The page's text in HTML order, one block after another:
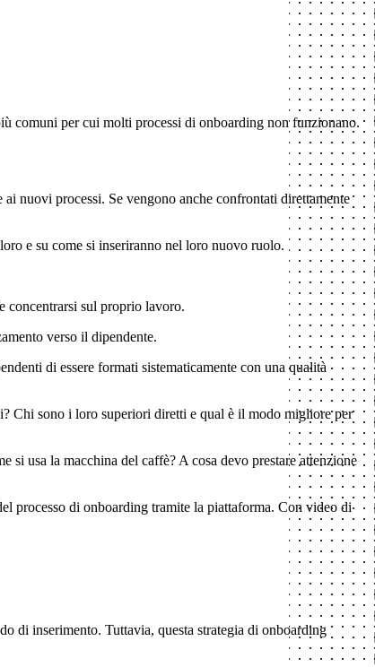
comuni per cui molti processi di onboarding non funzionano.
nuovi processi. Se vengono anche confrontati direttamente
e su come si inseriranno nel loro nuovo ruolo.
concentrarsi sul proprio lavoro.
verso il dipendente.
di essere formati sistematicamente con una qualità
Chi sono i loro superiori diretti e qual è il modo migliore per
usa la macchina del caffè? A cosa devo prestare attenzione
processo di onboarding tramite la piattaforma. Con video di
di inserimento. Tuttavia, questa strategia di onboarding